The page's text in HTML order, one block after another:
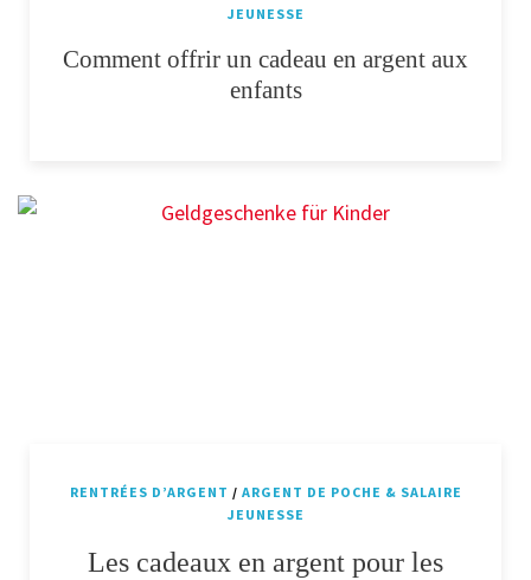
JEUNESSE
Comment offrir un cadeau en argent aux
enfants
RENTRÉES D’ARGENT / ARGENT DE POCHE & SALAIRE
JEUNESSE
Les cadeaux en argent pour les